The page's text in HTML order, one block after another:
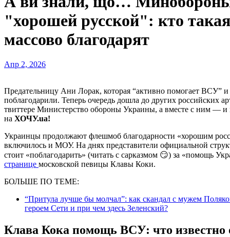
"хорошей русской": кто
массово благодарят
Апр 2, 2026
Предательницу Ани Лорак, которая “активно помогает ВСУ” и
поблагодарили. Теперь очередь дошла до других российских
твиттере Министерство обороны Украины, а вместе с ним — и
на ХОЧУ.ua!
Украинцы продолжают флешмоб благодарности «хорошим
включилось и МОУ. На днях представители официальной
стоит «поблагодарить» (читать с сарказмом 😏) за «помощь
странице московской певицы Клавы Коки.
БОЛЬШЕ ПО ТЕМЕ:
“Притула лучше бы молчал”: как скандал с мужем
героем Сети и при чем здесь Зеленский?
Клава Кока помощь ВСУ: что известно